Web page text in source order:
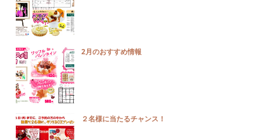
2月のおすすめ情報
２名様に当たるチャンス！